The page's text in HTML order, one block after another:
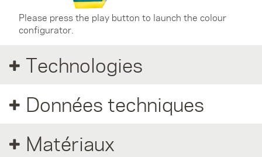
Please press the play button to launch the colour
configurator.
Technologies
Données techniques
Matériaux